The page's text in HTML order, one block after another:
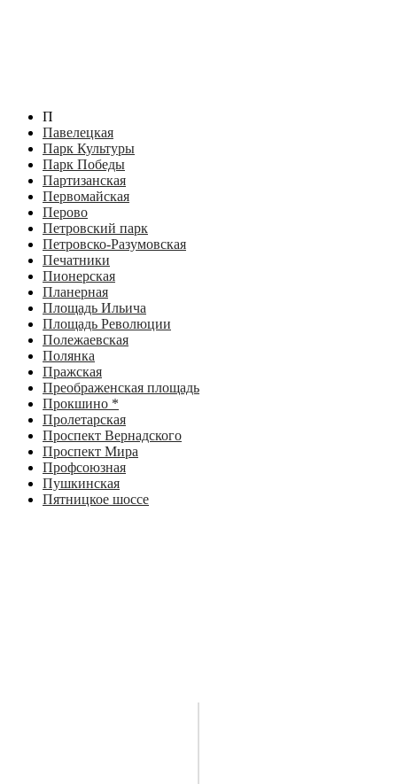
П
Павелецкая
Парк Культуры
Парк Победы
Партизанская
Первомайская
Перово
Петровский парк
Петровско-Разумовская
Печатники
Пионерская
Планерная
Площадь Ильича
Площадь Революции
Полежаевская
Полянка
Пражская
Преображенская площадь
Прокшино *
Пролетарская
Проспект Вернадского
Проспект Мира
Профсоюзная
Пушкинская
Пятницкое шоссе